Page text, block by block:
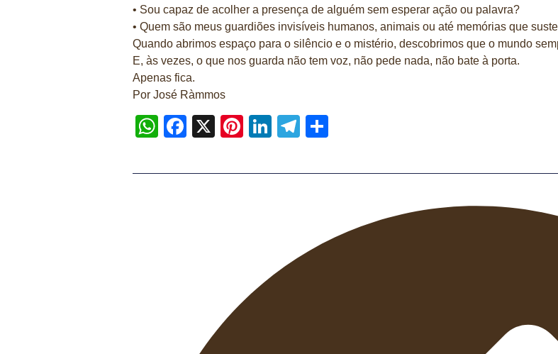
• Sou capaz de acolher a presença de alguém sem esperar ação ou palavra?
• Quem são meus guardiões invisíveis humanos, animais ou até memórias que
Quando abrimos espaço para o silêncio e o mistério, descobrimos que o mundo
E, às vezes, o que nos guarda não tem voz, não pede nada, não bate à porta.
Apenas fica.
Por José Ràmmos
WhatsApp
Facebook
X Pinterest
LinkedIn
Telegram